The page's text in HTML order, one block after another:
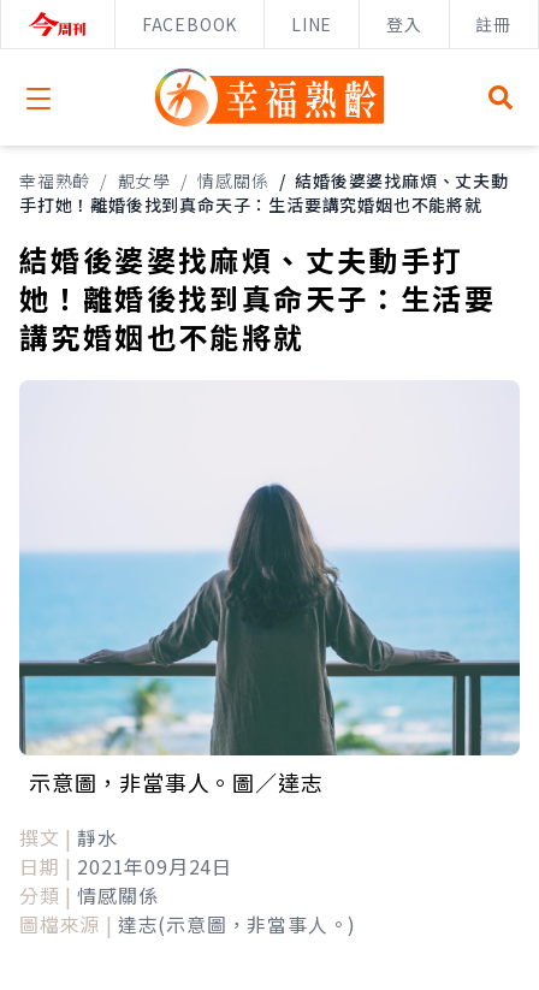
FACEBOOK LINE 登入 註冊
Open menu
幸福熟齡 / 靚女學 / 情感關係 / 結婚後婆婆找麻煩、丈夫動
手打她！離婚後找到真命天子：生活要講究婚姻也不能將就
結婚後婆婆找麻煩、丈夫動手打
她！離婚後找到真命天子：生活要
講究婚姻也不能將就
示意圖，非當事人。圖／達志
撰文 | 靜水
日期 | 2021年09月24日
分類 | 情感關係
圖檔來源 | 達志(示意圖，非當事人。)